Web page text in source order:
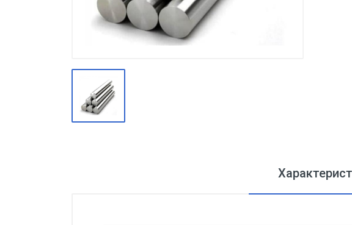
Нержавеющий металлопрокат
метизы
Оцинкованный металлопрокат
Запорная арматура